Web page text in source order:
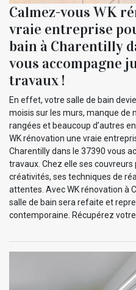
Calmez-vous WK
vraie entreprise
bain à Charentilly
vous accompagne
travaux !
En effet, votre salle de bain
moisis sur les murs, manque de
rangées et beaucoup d’autres
WK rénovation une vraie
Charentilly dans le 37390 vous
travaux. Chez elle ses
créativités, ses techniques de
attentes. Avec WK rénovation à
salle de bain sera refaite et
contemporaine. Récupérez